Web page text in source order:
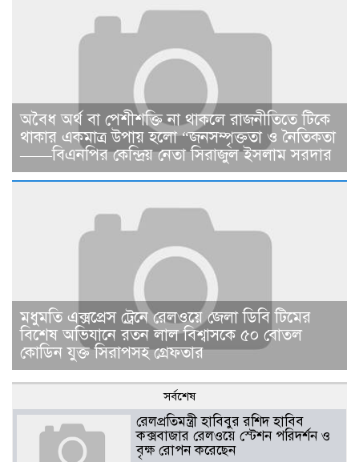
​​অবৈধ অর্থ বা পেশীশক্তি না থাকলে রাজনীতিতে টিকে
থাকার একমাত্র উপায় হলো “জনসম্পৃক্ততা ও নৈতিকতা
——বিএনপির কেন্দ্রিয় নেতা সিরাজুল ইসলাম সরদার
মধুমতি এক্সপ্রেস ট্রেনে রেলওয়ে জেলা ডিবি টিমের
বিশেষ অভিযানে রতন লাল বিশ্বাসকে ৫০ বোতল
কোডিন যুক্ত সিরাপসহ গ্রেফতার
সর্বশেষ
রেলপ্রতিমন্ত্রী হাবিবুর রশিদ হাবিব
কক্সবাজার রেলওয়ে স্টেশন পরিদর্শন ও
বৃক্ষ রোপন করেছেন